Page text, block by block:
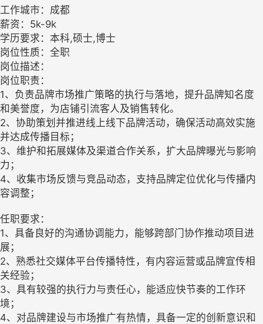
工作城市：成都
薪资：5k-9k
学历要求：本科,硕士,博士
岗位性质：全职
岗位描述：
岗位职责：
1、负责品牌市场推广策略的执行与落地，提升品牌知名度
和美誉度，为店铺引流客人及销售转化。
2、协助策划并推进线上线下品牌活动，确保活动高效实施
并达成传播目标；
3、维护和拓展媒体及渠道合作关系，扩大品牌曝光与影响
力；
4、收集市场反馈与竞品动态，支持品牌定位优化与传播内
容调整；
任职要求：
1、具备良好的沟通协调能力，能够跨部门协作推动项目进
展；
2、熟悉社交媒体平台传播特性，有内容运营或品牌宣传相
关经验；
3、具有较强的执行力与责任心，能适应快节奏的工作环
境；
4、对品牌建设与市场推广有热情，具备一定的创新意识和